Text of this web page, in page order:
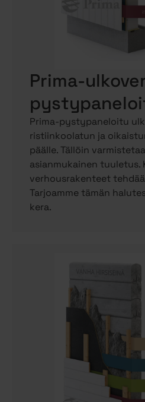
Prima-
Prima-pystypaneloitu
ristiinkoolatun ja
päälle. Tällöin
asianmukainen tuuletus.
verhousrakenteet
Tarjoamme tämän
kera.